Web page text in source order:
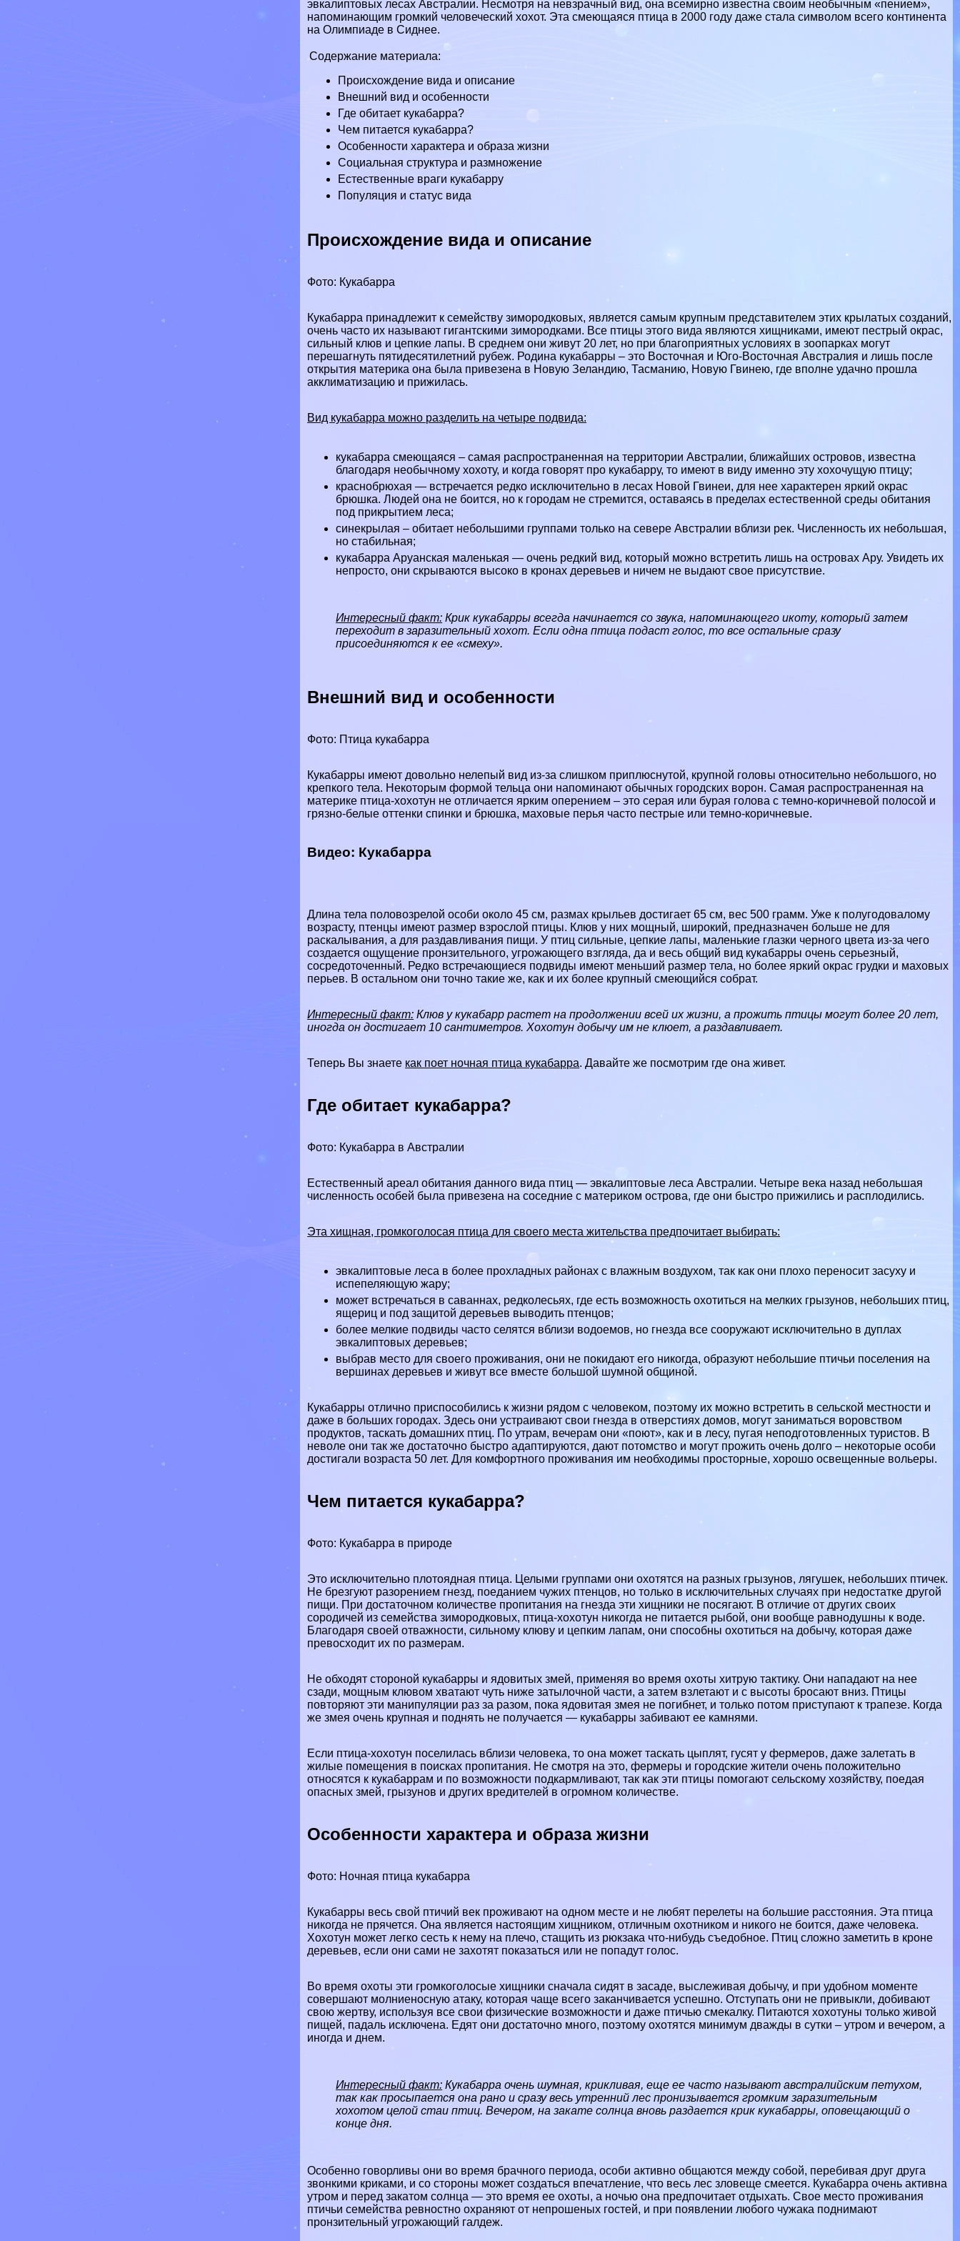
эвкалиптовых лесахАвстралии. Несмотря на невзрачный вид, она всемирно известна своим необычным «пением»,
напоминающим громкий человеческий хохот. Эта смеющаяся птица в 2000 году даже стала символом всего континента
на Олимпиаде вСиднее.
Содержание материала:
Происхождение вида и описание
Внешний вид и особенности
Где обитает кукабарра?
Чем питается кукабарра?
Особенности хаpaктера и образа жизни
Социальная структура и размножение
Естественные враги кукабарру
Популяция и статус вида
Происхождение вида и описание
Фото: Кукабарра
Кукабарра принадлежит к семейству зимородковых, является самым крупным представителем этих крылатых созданий,
очень часто их называют гигантскими зимородками. Все птицы этого вида являются хищниками, имеют пестрый окрас,
сильный клюв и цепкие лапы. В среднем они живут 20 лет, но при благоприятных условиях в зоопарках могут
перешагнуть пятидесятилетний рубеж. Родина кукабарры – это Восточная и Юго-Восточная Австралия и лишь после
открытия материка она была привезена в Новую Зеландию,Тасманию, Новую Гвинею, где вполне удачно прошла
акклиматизацию и прижилась.
Вид кукабарра можно разделить на четыре подвида:
кукабарра смеющаяся – самая распространенная на территории Австралии, ближайших островов, известна
благодаря необычному хохоту, и когда говорят про кукабарру, то имеют в виду именно эту хохочущую птицу;
краснобрюхая — встречается редко исключительно в лесах Новой Гвинеи, для нее хаpaктерен яркий окрас
брюшка. Людей она не боится, но к городам не стремится, оставаясь в пределах естественной среды обитания
под прикрытием леса;
синекрылая – обитает небольшими группами только на севере Австралии вблизи рек. Численность их небольшая,
но стабильная;
кукабарра Аруанская маленькая — очень редкий вид, который можно встретить лишь на островах Ару. Увидеть их
непросто, они скрываются высоко в кронах деревьев и ничем не выдают свое присутствие.
Интересный факт: Крик кукабарры всегда начинается со звука, напоминающего икоту, который затем
переходит в заразительный хохот. Если одна птица подаст голос, то все остальные сразу
присоединяются к ее «смеху».
Внешний вид и особенности
Фото: Птица кукабарра
Кукабарры имеют довольно нелепый вид из-за слишком приплюснутой, крупной головы относительно небольшого, но
крепкого тела. Некоторым формой тельца они напоминают обычных городских ворон. Самая распространенная на
материке птица-хохотун не отличается ярким оперением – это серая или бурая голова с темно-коричневой полосой и
грязно-белые оттенки спинки и брюшка, маховые перья часто пестрые или темно-коричневые.
Видео: Кукабарра
Длина тела пoлoвoзрелой особи около 45 см, размах крыльев достигает 65 см, вес 500 грамм. Уже к полугодовалому
возрасту, птенцы имеют размер взрослой птицы. Клюв у них мощный, широкий, предназначен больше не для
раскалывания, а для раздавливания пищи. У птиц сильные, цепкие лапы, маленькие глазки черного цвета из-за чего
создается ощущение пронзительного, угрожающего взгляда, да и весь общий вид кукабарры очень серьезный,
сосредоточенный. Редко встречающиеся подвиды имеют меньший размер тела, но более яркий окрас грудки и маховых
перьев. В остальном они точно такие же, как и их более крупный смеющийся собрат.
Интересный факт: Клюв у кукабарр растет на продолжении всей их жизни, а прожить птицы могут более 20 лет,
иногда он достигает 10 сантиметров. Хохотун добычу им не клюет, а раздавливает.
Теперь Вы знаете как поет ночная птица кукабарра. Давайте же посмотрим где она живет.
Где обитает кукабарра?
Фото: Кукабарра в Австралии
Естественный ареал обитания данного вида птиц — эвкалиптовые леса Австралии. Четыре века назад небольшая
численность особей была привезена на соседние с материком острова, где они быстро прижились и расплодились.
Эта хищная, громкоголосая птица для своего места жительства предпочитает выбирать:
эвкалиптовые леса в более прохладных районах с влажным воздухом, так как они плохо переносит засуху и
испепеляющую жару;
может встречаться всаваннах, редколесьях, где есть возможность охотиться на мелких грызунов, небольших птиц,
ящериц и под защитой деревьев выводить птенцов;
более мелкие подвиды часто селятся вблизи водоемов, но гнезда все сооружают исключительно в дуплах
эвкалиптовых деревьев;
выбрав место для своего проживания, они не покидают его никогда, образуют небольшие птичьи поселения на
вершинах деревьев и живут все вместе большой шумной общиной.
Кукабарры отлично приспособились к жизни рядом с человеком, поэтому их можно встретить в сельской местности и
даже в больших городах. Здесь они устраивают свои гнезда в отверстиях домов, могут заниматься воровством
продуктов, таскать домашних птиц. По утрам, вечерам они «поют», как и в лесу, пугая неподготовленных туристов. В
неволе они так же достаточно быстро адаптируются, дают потомство и могут прожить очень долго – некоторые особи
достигали возраста 50 лет. Для комфортного проживания им необходимы просторные, хорошо освещенные вольеры.
Чем питается кукабарра?
Фото: Кукабарра в природе
Это исключительно плотоядная птица. Целыми группами они охотятся на разных грызунов, лягушек, небольших птичек.
Не брезгуют разорением гнезд, поеданием чужих птенцов, но только в исключительных случаях при недостатке другой
пищи. При достаточном количестве пропитания на гнезда эти хищники не посягают. В отличие от других своих
сородичей из семейства зимородковых, птица-хохотун никогда не питается рыбой, они вообще равнодушны к воде.
Благодаря своей отважности, сильному клюву и цепким лапам, они способны охотиться на добычу, которая даже
превосходит их по размерам.
Не обходят стороной кукабарры и ядовитых змей, применяя во время охоты хитрую тактику. Они нападают на нее
сзади, мощным клювом хватают чуть ниже затылочной части, а затем взлетают и с высоты бросают вниз. Птицы
повторяют эти манипуляции раз за разом, пока ядовитая змея не погибнет, и только потом приступают к трапезе. Когда
же змея очень крупная и поднять не получается — кукабарры забивают ее камнями.
Если птица-хохотун поселилась вблизи человека, то она может таскать цыплят, гусят у фермеров, даже залетать в
жилые помещения в поисках пропитания. Не смотря на это, фермеры и городские жители очень положительно
относятся к кукабаррам и по возможности подкармливают, так как эти птицы помогают сельскому хозяйству, поедая
опасных змей, грызунов и других вредителей в огромном количестве.
Особенности хаpaктера и образа жизни
Фото: Ночная птица кукабарра
Кукабарры весь свой птичий век проживают на одном месте и не любят перелеты на большие расстояния. Эта птица
никогда не прячется. Она является настоящим хищником, отличным охотником и никого не боится, даже человека.
Хохотун может легко сесть к нему на плечо, стащить из рюкзака что-нибудь съедобное. Птиц сложно заметить в кроне
деревьев, если они сами не захотят показаться или не попадут голос.
Во время охоты эти громкоголосые хищники сначала сидят в засаде, выслеживая добычу, и при удобном моменте
совершают молниеносную атаку, которая чаще всего заканчивается успешно. Отступать они не привыкли, добивают
свою жертву, используя все свои физические возможности и даже птичью смекалку. Питаются хохотуны только живой
пищей, падаль исключена. Едят они достаточно много, поэтому охотятся минимум дважды в сутки – утром и вечером, а
иногда и днем.
Интересный факт: Кукабарра очень шумная, крикливая, еще ее часто называют австралийским пeтyxом,
так как просыпается она рано и сразу весь утренний лес пронизывается громким заразительным
хохотом целой стаи птиц. Вечером, на закате солнца вновь раздается крик кукабарры, оповещающий о
конце дня.
Особенно говорливы они во время брачного периода, особи активно общаются между собой, перебивая друг друга
звонкими криками, и со стороны может создаться впечатление, что весь лес зловеще смеется. Кукабарра очень активна
утром и перед закатом солнца — это время ее охоты, а ночью она предпочитает отдыхать. Свое место проживания
птичьи семейства ревностно охраняют от непрошеных гостей, и при появлении любого чужака поднимают
пронзительный угрожающий галдеж.